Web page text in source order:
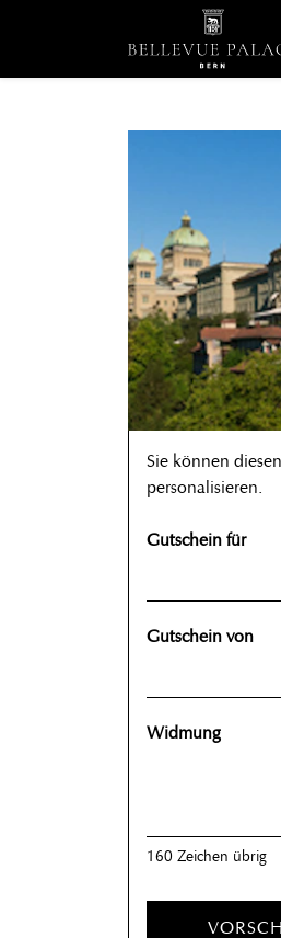
Sie können
personalisieren.
Gutschein für
Gutschein von
Widmung
160 Zeichen übrig